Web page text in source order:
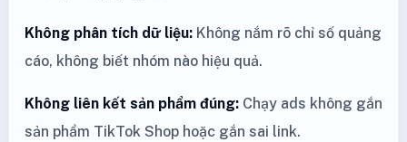
Không phân tích dữ liệu: Không nắm rõ chỉ số quảng
cáo, không biết nhóm nào hiệu quả.
Không liên kết sản phẩm đúng: Chạy ads không gắn
sản phẩm TikTok Shop hoặc gắn sai link.